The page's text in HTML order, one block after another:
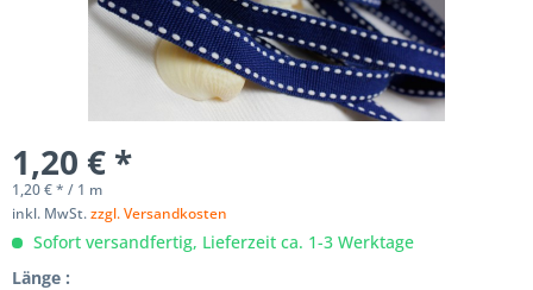
1,20 € *
1,20 € * / 1 m
inkl. MwSt.zzgl. Versandkosten
Sofort versandfertig, Lieferzeit ca. 1-3 Werktage
Länge :